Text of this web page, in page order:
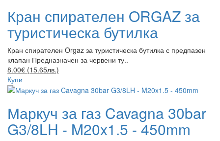
Кран спирателен ORGAZ за
туристическа бутилка
Кран спирателен Orgaz за туристическа бутилка с предпазен
клапан Предназначен за червени ту..
8.00€ (15.65лв.)
Купи
Маркуч за газ Cavagna 30bar
G3/8LH - M20x1.5 - 450mm